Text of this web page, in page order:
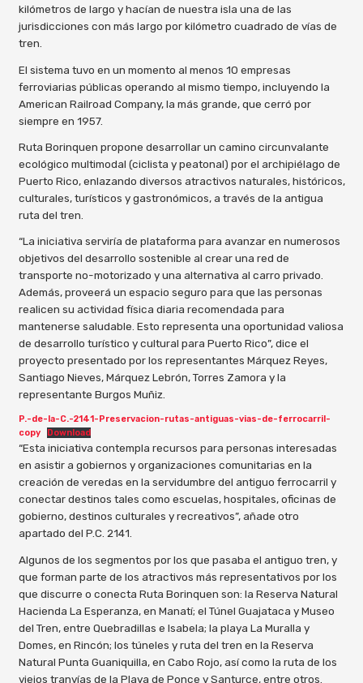
kilómetros de largo y hacían de nuestra isla una de las
jurisdicciones con más largo por kilómetro cuadrado de vías de
tren.
El sistema tuvo en un momento al menos 10 empresas
ferroviarias públicas operando al mismo tiempo, incluyendo la
American Railroad Company, la más grande, que cerró por
siempre en 1957.
Ruta Borinquen propone desarrollar un camino circunvalante
ecológico multimodal (ciclista y peatonal) por el archipiélago de
Puerto Rico, enlazando diversos atractivos naturales, históricos,
culturales, turísticos y gastronómicos, a través de la antigua
ruta del tren.
“La iniciativa serviría de plataforma para avanzar en numerosos
objetivos del desarrollo sostenible al crear una red de
transporte no-motorizado y una alternativa al carro privado.
Además, proveerá un espacio seguro para que las personas
realicen su actividad física diaria recomendada para
mantenerse saludable. Esto representa una oportunidad valiosa
de desarrollo turístico y cultural para Puerto Rico”, dice el
proyecto presentado por los representantes Márquez Reyes,
Santiago Nieves, Márquez Lebrón, Torres Zamora y la
representante Burgos Muñiz.
P.-de-la-C.-2141-Preservacion-rutas-antiguas-vias-de-ferrocarril-
copy
Download
“Esta iniciativa contempla recursos para personas interesadas
en asistir a gobiernos y organizaciones comunitarias en la
creación de veredas en la servidumbre del antiguo ferrocarril y
conectar destinos tales como escuelas, hospitales, oficinas de
gobierno, destinos culturales y recreativos”, añade otro
apartado del P.C. 2141.
Algunos de los segmentos por los que pasaba el antiguo tren, y
que forman parte de los atractivos más representativos por los
que discurre o conecta Ruta Borinquen son: la Reserva Natural
Hacienda La Esperanza, en Manatí; el Túnel Guajataca y Museo
del Tren, entre Quebradillas e Isabela; la playa La Muralla y
Domes, en Rincón; los túneles y ruta del tren en la Reserva
Natural Punta Guaniquilla, en Cabo Rojo, así como la ruta de los
viejos tranvías de la Playa de Ponce y Santurce, entre otros.